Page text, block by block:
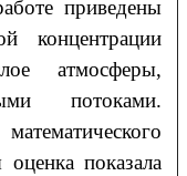
приведены
концентрации
атмосферы,
потоками.
оценка показала